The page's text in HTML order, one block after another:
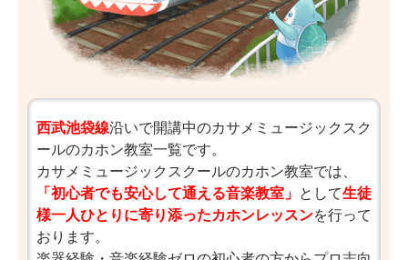
西武池袋線沿いで開講中のカサメミュージックスク
ールのカホン教室一覧です。
カサメミュージックスクールのカホン教室では、
「初心者でも安心して通える音楽教室」 として生徒
様一人ひとりに寄り添ったカホンレッスンを行って
おります。